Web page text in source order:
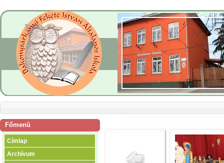
Főmenü
Címlap
Archívum